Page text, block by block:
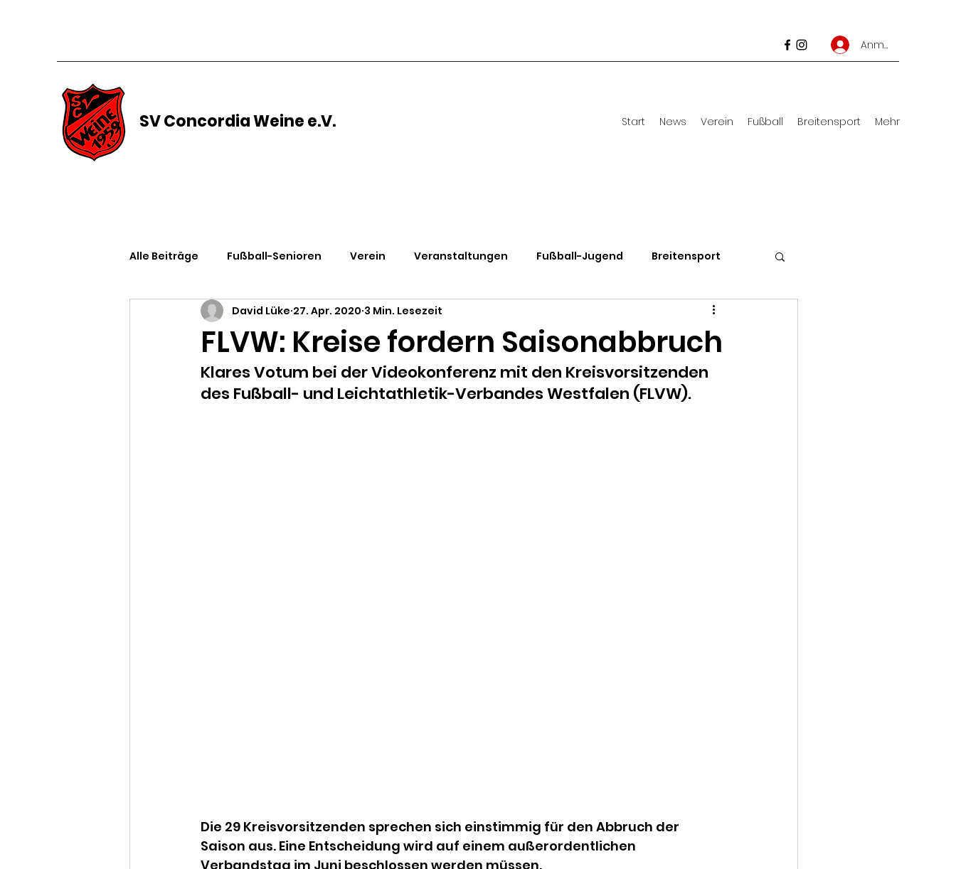
Anmelden
SV Concordia Weine e.V. Start News Verein Fußball Breitensport Mehr
Alle Beiträge Fußball-Senioren Verein Veranstaltungen Fußball-Jugend Breitensport
FLVW: Kreise fordern Saisonabbruch
David Lüke 27. Apr. 2020 3 Min. Lesezeit
Klares Votum bei der Videokonferenz mit den Kreisvorsitzenden
des Fußball- und Leichtathletik-Verbandes Westfalen (FLVW).
Die 29 Kreisvorsitzenden sprechen sich einstimmig für den Abbruch der
Saison aus. Eine Entscheidung wird auf einem außerordentlichen
Verbandstag im Juni beschlossen werden müssen.